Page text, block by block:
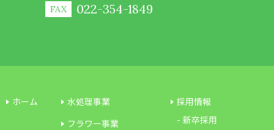
FAX 022-354-1849
ホーム
水処理事業
フラワー事業
採用情報
新卒採用